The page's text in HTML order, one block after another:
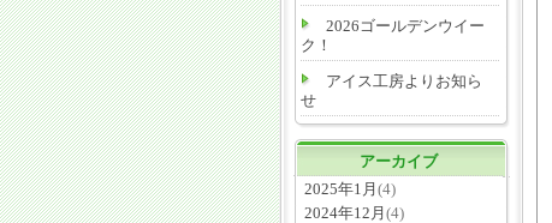
2026ゴールデンウイー
ク！
アイス工房よりお知ら
せ
アーカイブ
2025年1月 (4)
2024年12月 (4)